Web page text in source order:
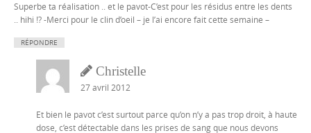
Superbe ta réalisation .. et le pavot-C’est pour les résidus entre les dents
.. hihi !? -Merci pour le clin d’oeil – je l’ai encore fait cette semaine –
RÉPONDRE
Christelle
27 avril 2012
Et bien le pavot c’est surtout parce qu’on n’y a pas trop droit, à haute
dose, c’est détectable dans les prises de sang que nous devons